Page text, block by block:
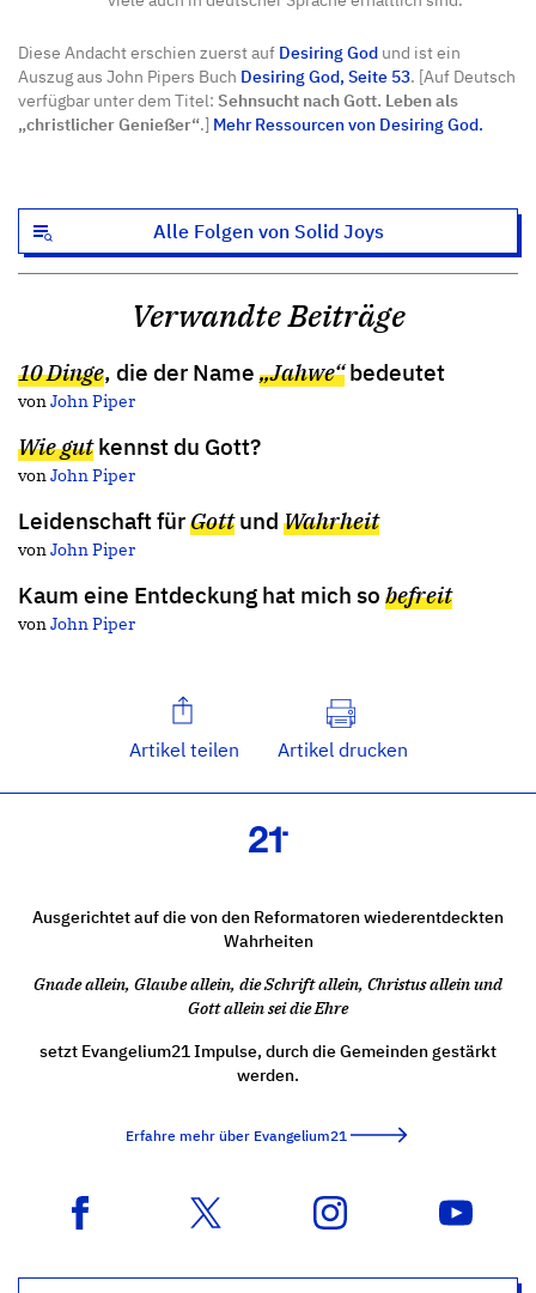
Diese Andacht erschien zuerst auf Desiring God und ist ein
Auszug aus John Pipers Buch Desiring God, Seite 53. [Auf Deutsch
verfügbar unter dem Titel: Sehnsucht nach Gott. Leben als
„christlicher Genießer“.] Mehr Ressourcen von Desiring God.
Alle Folgen von Solid Joys
Verwandte Beiträge
10 Dinge, die der Name „Jahwe“bedeutet
vonJohn Piper
Wie gutkennst du Gott?
vonJohn Piper
Leidenschaft fürGottund Wahrheit
vonJohn Piper
Kaum eine Entdeckung hat mich so befreit
vonJohn Piper
Artikel teilen Artikel drucken
Ausgerichtet auf die von den Reformatoren wiederentdeckten
Wahrheiten
Gnade allein, Glaube allein, die Schrift allein, Christus allein und
Gott allein sei die Ehre
setzt Evangelium21 Impulse, durch die Gemeinden gestärkt
werden.
Erfahre mehr über Evangelium21